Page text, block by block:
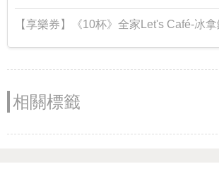
【享樂券】《10杯》全家Let's Café-冰
相關標籤